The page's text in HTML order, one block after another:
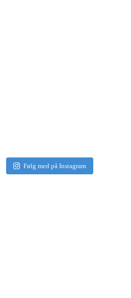
Følg med på Instagram